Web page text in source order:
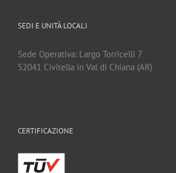
SEDI E UNITÀ LOCALI
Sede Operativa: Largo Torricelli 7
52041 Civitella in Val di Chiana (AR)
CERTIFICAZIONE